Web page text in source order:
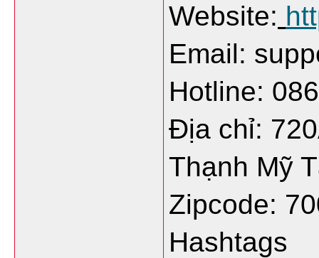
Website:
Email:
Hotline:
Địa chỉ:
Thạnh Mỹ
Zipcode:
Hashtags